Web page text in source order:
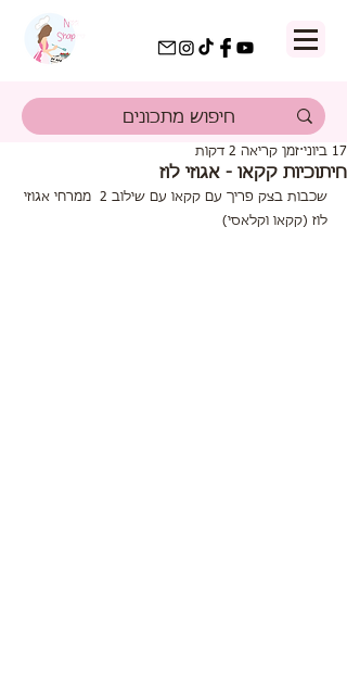
חיתוכיות קקאו - אגוזי לוז
17 ביוני זמן קריאה 2 דקות
שכבות בצק פריך עם קקאו עם שילוב 2  ממרחי אגוזי
לוז (קקאו וקלאסי)